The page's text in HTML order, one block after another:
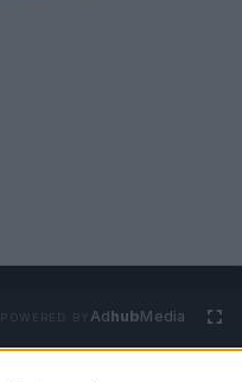
POWERED BY AdhubMedia